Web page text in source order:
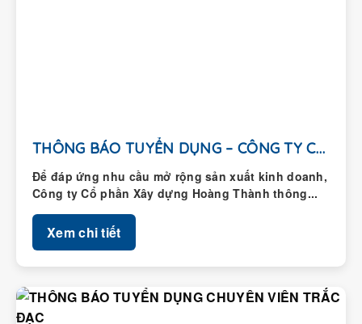
THÔNG BÁO TUYỂN DỤNG – CÔNG TY CỔ...
Để đáp ứng nhu cầu mở rộng sản xuất kinh doanh,
Công ty Cổ phần Xây dựng Hoàng Thành thông...
Xem chi tiết